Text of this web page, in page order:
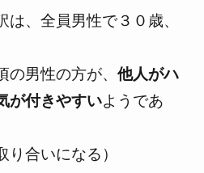
は、全員男性で３０歳、
の男性の方が、 他人がハ
が付きやすいようであ
り合いになる）